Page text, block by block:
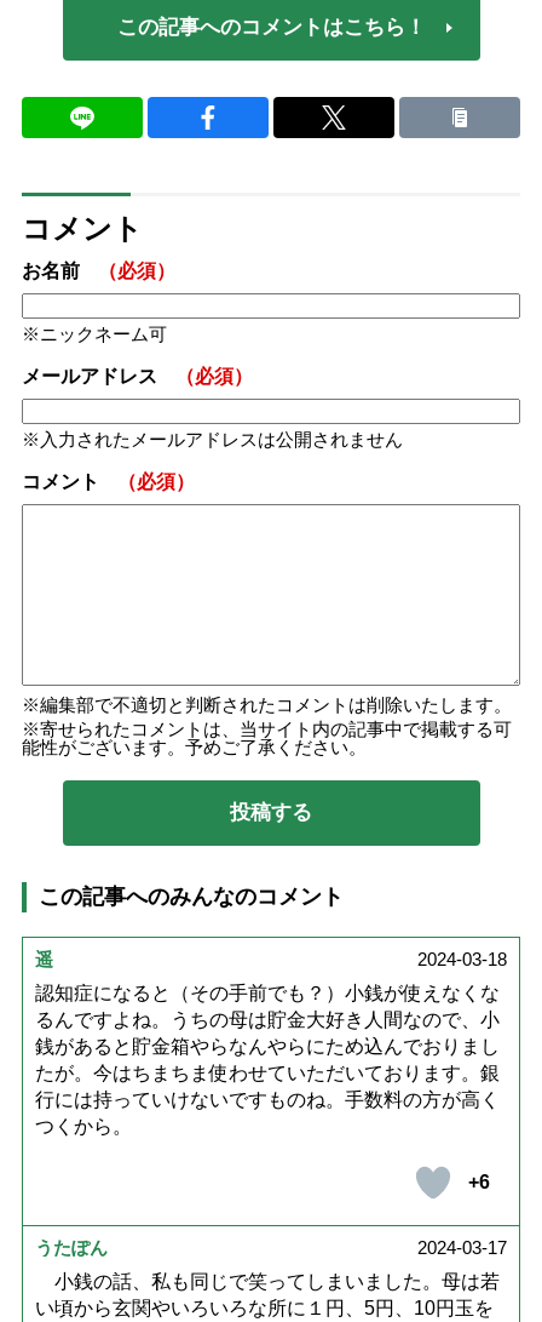
この記事へのコメントはこちら！
コメント
お名前 （必須）
ニックネーム可
メールアドレス （必須）
入力されたメールアドレスは公開されません
コメント （必須）
編集部で不適切と判断されたコメントは削除いたします。
寄せられたコメントは、当サイト内の記事中で掲載する可
能性がございます。予めご了承ください。
この記事へのみんなのコメント
遥
2024-03-18
認知症になると（その手前でも？）小銭が使えなくな
るんですよね。うちの母は貯金大好き人間なので、小
銭があると貯金箱やらなんやらにため込んでおりまし
たが。今はちまちま使わせていただいております。銀
行には持っていけないですものね。手数料の方が高く
つくから。
+6
うたぽん
2024-03-17
小銭の話、私も同じで笑ってしまいました。母は若
い頃から玄関やいろいろな所に１円、5円、10円玉を